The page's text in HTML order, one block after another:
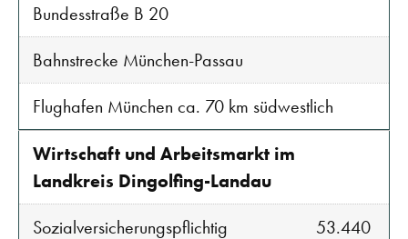
Bundesstraße B 20
Bahnstrecke München-Passau
Flughafen München ca. 70 km südwestlich
Wirtschaft und Arbeitsmarkt im
Landkreis Dingolfing-Landau
Sozialversicherungspflichtig
53.440